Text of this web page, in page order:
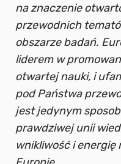
na znaczenie
przewodnich
obszarze badań.
liderem w
otwartej nauki, i
pod Państwa
jest jedynym
prawdziwej unii
wnikliwość i energię